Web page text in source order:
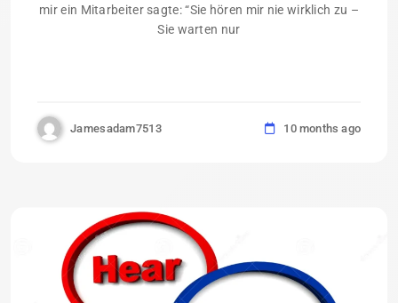
mir ein Mitarbeiter sagte: “Sie hören mir nie wirklich zu –
Sie warten nur
Jamesadam7513 10 months ago